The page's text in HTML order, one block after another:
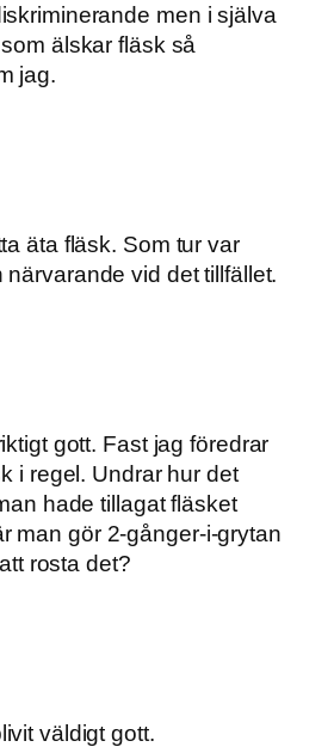
men i själva
älskar fläsk så
jag.
äta fläsk. Som tur var
vid det tillfället.
gott. Fast jag föredrar
i regel. Undrar hur det
hade tillagat fläsket
man gör 2-gånger-i-grytan
rosta det?
väldigt gott.